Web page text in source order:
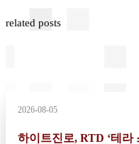
related posts
2026-08-05
하이트진로, RTD ‘테라